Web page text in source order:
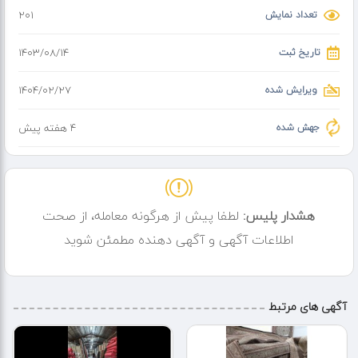
تمام نقاط
تمام وقت
پرداخت بصورت آنی
تعداد نمایش 201
تاریخ ثبت ۱۴۰۳/۰۸/۱۴
ویرایش شده ۱۴۰۴/۰۲/۲۷
جهش شده 4 هفته پیش
هشدار پلیس: لطفا پیش از هرگونه معامله، از صحت
اطلاعات آگهی و آگهی دهنده مطمئن شوید
آگهی های مرتبط